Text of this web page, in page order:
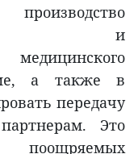
и
а также в
передачу
Это